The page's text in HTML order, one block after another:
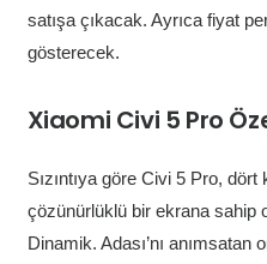
satışa çıkacak. Ayrıca fiyat
gösterecek.
Xiaomi Civi 5 Pro
Sızıntıya göre Civi 5 Pro,
çözünürlüklü bir ekrana sahip
Dinamik. Adası’nı